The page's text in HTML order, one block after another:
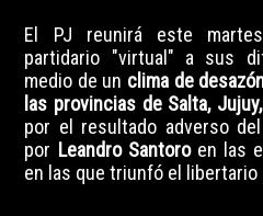
El PJ reunirá este
partidario "virtual" a sus
medio de un clima de
las provincias de Salta,
por el resultado adversodel
por Leandro Santoroen las
en las que triunfó el libertario